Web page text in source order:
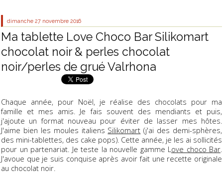
dimanche 27 novembre 2016
Ma tablette Love Choco Bar Silikomart
chocolat noir & perles chocolat
noir/perles de grué Valrhona
Chaque année, pour Noël, je réalise des chocolats pour ma
famille et mes amis. Je fais souvent des mendiants et puis,
j'ajoute un format nouveau pour éviter de lasser mes hôtes.
J'aime bien les moules italiens Silikomart (j'ai des demi-sphères,
des mini-tablettes, des cake pops). Cette année, je les ai sollicités
pour un partenariat. Je teste la nouvelle gamme Love choco Bar.
J'avoue que je suis conquise après avoir fait une recette originale
au chocolat noir.